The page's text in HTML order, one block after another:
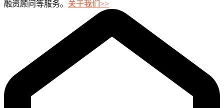
融资顾问等服务。 关于我们>>